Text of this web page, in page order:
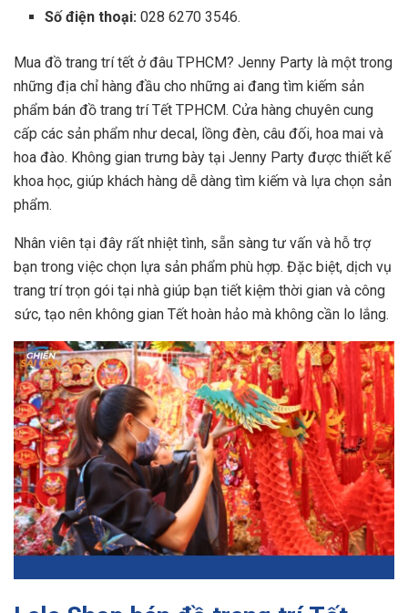
Số điện thoại: 028 6270 3546.
Mua đồ trang trí tết ở đâu TPHCM? Jenny Party là một trong
những địa chỉ hàng đầu cho những ai đang tìm kiếm sản
phẩm bán đồ trang trí Tết TPHCM. Cửa hàng chuyên cung
cấp các sản phẩm như decal, lồng đèn, câu đối, hoa mai và
hoa đào. Không gian trưng bày tại Jenny Party được thiết kế
khoa học, giúp khách hàng dễ dàng tìm kiếm và lựa chọn sản
phẩm.
Nhân viên tại đây rất nhiệt tình, sẵn sàng tư vấn và hỗ trợ
bạn trong việc chọn lựa sản phẩm phù hợp. Đặc biệt, dịch vụ
trang trí trọn gói tại nhà giúp bạn tiết kiệm thời gian và công
sức, tạo nên không gian Tết hoàn hảo mà không cần lo lắng.